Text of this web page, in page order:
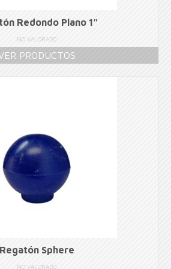
Redondo Plano 1″
NO VALORADO
PRODUCTOS
Regatón Sphere
NO VALORADO